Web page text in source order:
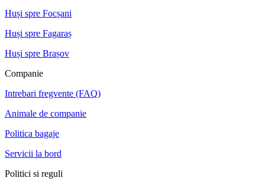
Huși spre Focșani
Huși spre Fagaraș
Huși spre Brașov
Companie
Intrebari fregvente (FAQ)
Animale de companie
Politica bagaje
Servicii la bord
Politici si reguli